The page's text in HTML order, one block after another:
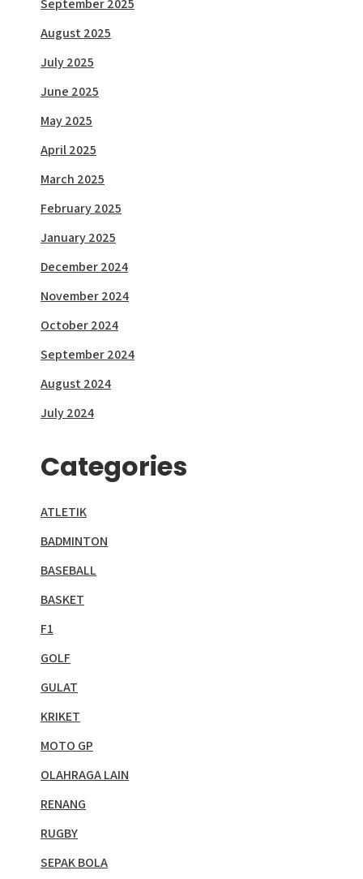
September 2025
August 2025
July 2025
June 2025
May 2025
April 2025
March 2025
February 2025
January 2025
December 2024
November 2024
October 2024
September 2024
August 2024
July 2024
Categories
ATLETIK
BADMINTON
BASEBALL
BASKET
F1
GOLF
GULAT
KRIKET
MOTO GP
OLAHRAGA LAIN
RENANG
RUGBY
SEPAK BOLA